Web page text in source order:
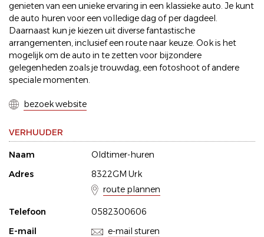
genieten van een unieke ervaring in een klassieke auto. Je kunt
de auto huren voor een volledige dag of per dagdeel.
Daarnaast kun je kiezen uit diverse fantastische
arrangementen, inclusief een route naar keuze. Ook is het
mogelijk om de auto in te zetten voor bijzondere
gelegenheden zoals je trouwdag, een fotoshoot of andere
speciale momenten.
bezoek website
VERHUUDER
Naam
Oldtimer-huren
Adres
8322GM Urk
route plannen
Telefoon
0582300606
E-mail
e-mail sturen